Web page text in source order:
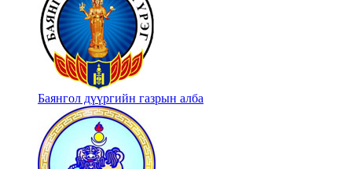
Баянгол дүүргийн газрын алба